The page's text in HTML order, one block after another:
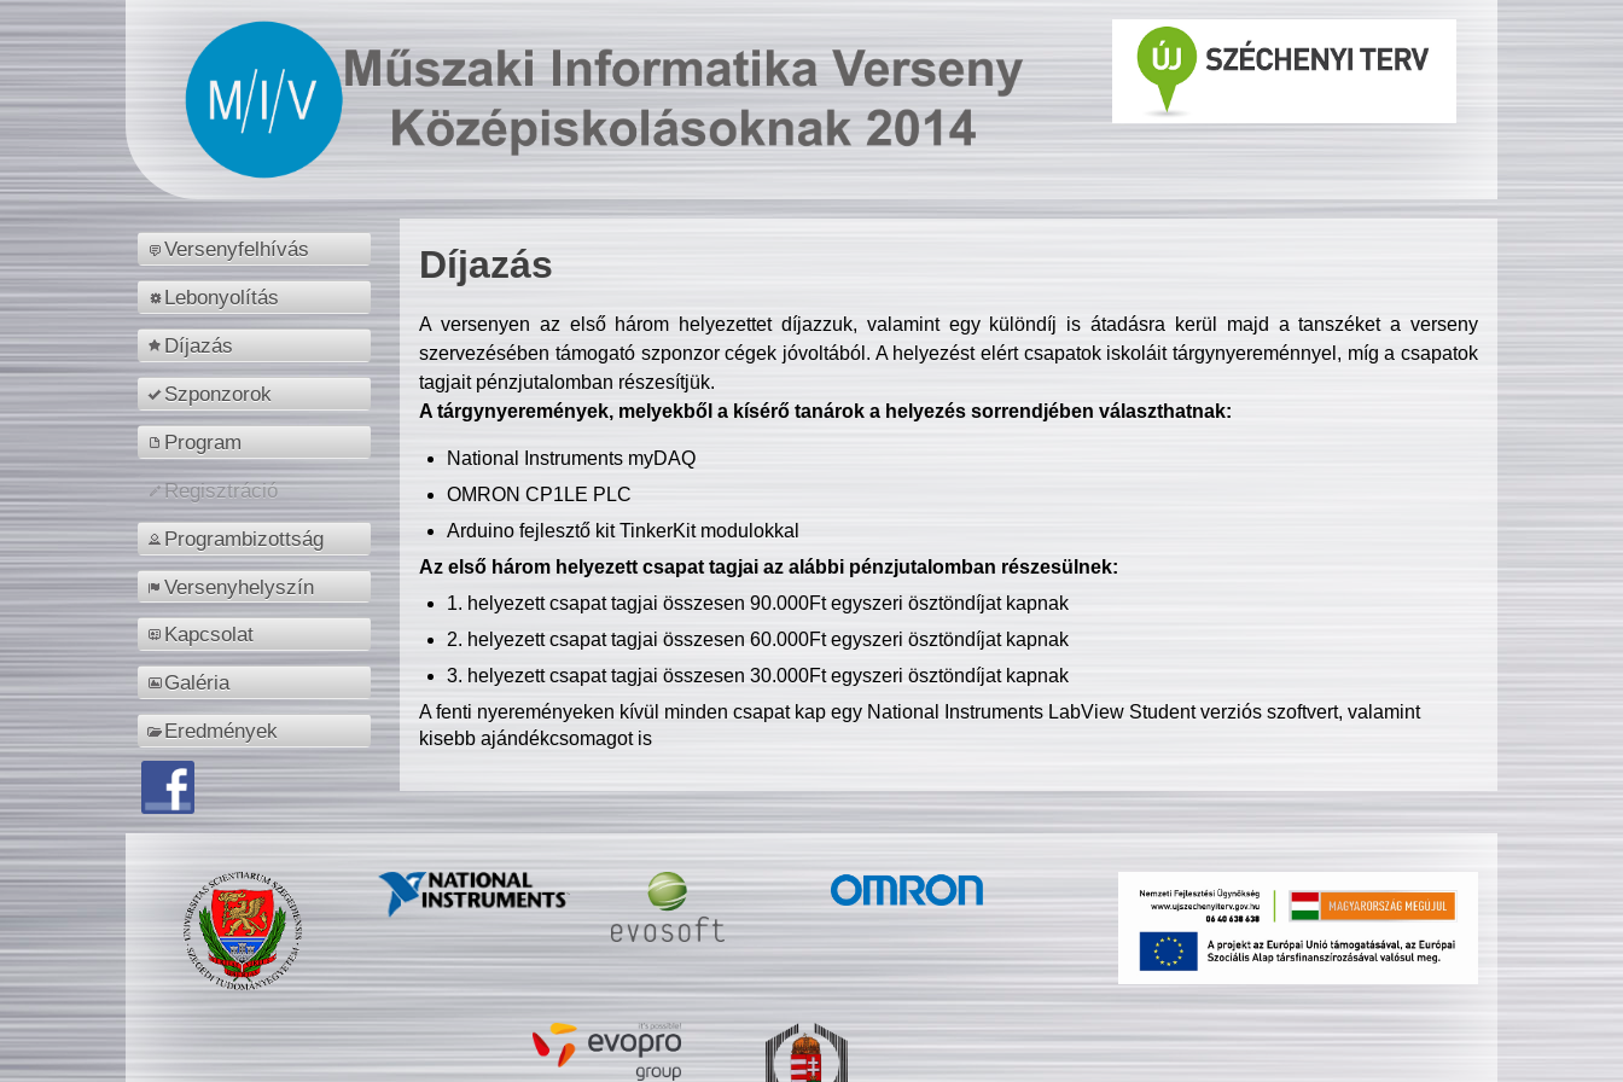
Versenyfelhívás
Lebonyolítás
Díjazás
Szponzorok
Program
Regisztráció
Programbizottság
Versenyhelyszín
Kapcsolat
Galéria
Eredmények
Díjazás
A versenyen az első három helyezettet díjazzuk, valamint egy különdíj is átadásra kerül majd a tanszéket a verseny
szervezésében támogató szponzor cégek jóvoltából. A helyezést elért csapatok iskoláit tárgynyereménnyel, míg a csapatok
tagjait pénzjutalomban részesítjük.
A tárgynyeremények, melyekből a kísérő tanárok a helyezés sorrendjében választhatnak:
National Instruments myDAQ
OMRON CP1LE PLC
Arduino fejlesztő kit TinkerKit modulokkal
Az első három helyezett csapat tagjai az alábbi pénzjutalomban részesülnek:
1. helyezett csapat tagjai összesen 90.000Ft egyszeri ösztöndíjat kapnak
2. helyezett csapat tagjai összesen 60.000Ft egyszeri ösztöndíjat kapnak
3. helyezett csapat tagjai összesen 30.000Ft egyszeri ösztöndíjat kapnak
A fenti nyereményeken kívül minden csapat kap egy National Instruments LabView Student verziós szoftvert, valamint
kisebb ajándékcsomagot is